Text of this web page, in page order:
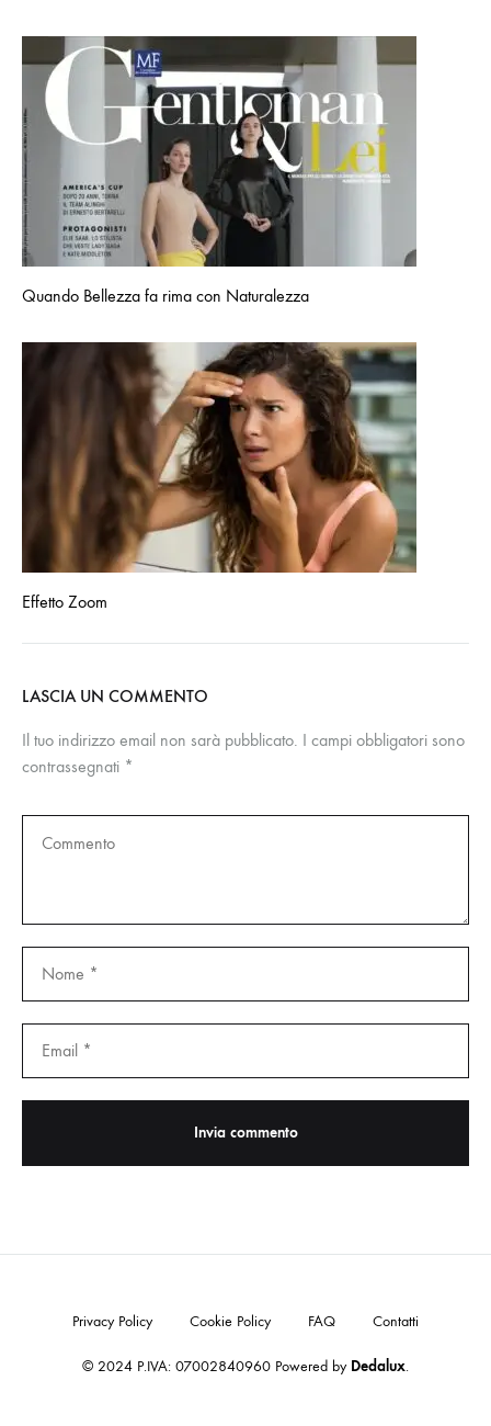
Quando Bellezza fa rima con Naturalezza
Effetto Zoom
LASCIA UN COMMENTO
Il tuo indirizzo email non sarà pubblicato. I campi obbligatori sono
contrassegnati *
© 2024 P.IVA: 07002840960 Powered by Dedalux.
Privacy Policy Cookie Policy FAQ Contatti